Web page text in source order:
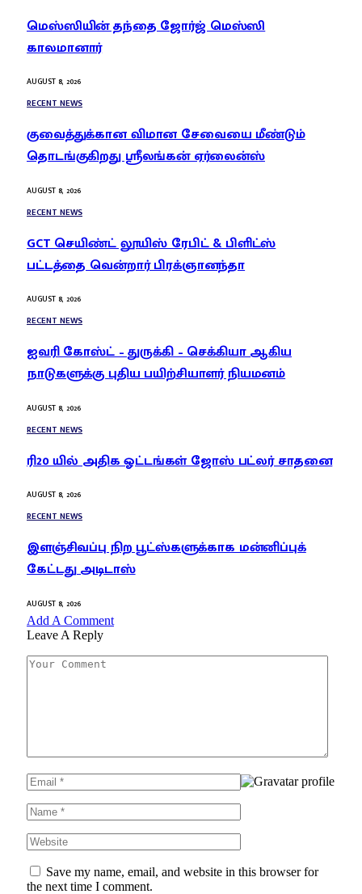
மெஸ்ஸியின் தந்தை ஜோர்ஜ் மெஸ்ஸி
காலமானார்
AUGUST 8, 2026
RECENT NEWS
குவைத்துக்கான விமான சேவையை மீண்டும்
தொடங்குகிறது ஸ்ரீலங்கன் ஏர்லைன்ஸ்
AUGUST 8, 2026
RECENT NEWS
GCT செயிண்ட் லூயிஸ் ரேபிட் & பிளிட்ஸ்
பட்டத்தை வென்றார் பிரக்ஞானந்தா
AUGUST 8, 2026
RECENT NEWS
ஐவரி கோஸ்ட் – துருக்கி – செக்கியா ஆகிய
நாடுகளுக்கு புதிய பயிற்சியாளர் நியமனம்
AUGUST 8, 2026
RECENT NEWS
ரி20 யில் அதிக ஓட்டங்கள் ஜோஸ் பட்லர் சாதனை
AUGUST 8, 2026
RECENT NEWS
இளஞ்சிவப்பு நிற பூட்ஸ்களுக்காக மன்னிப்புக்
கேட்டது அடிடாஸ்
AUGUST 8, 2026
Add A Comment
Leave A Reply
Save my name, email, and website in this browser for
the next time I comment.